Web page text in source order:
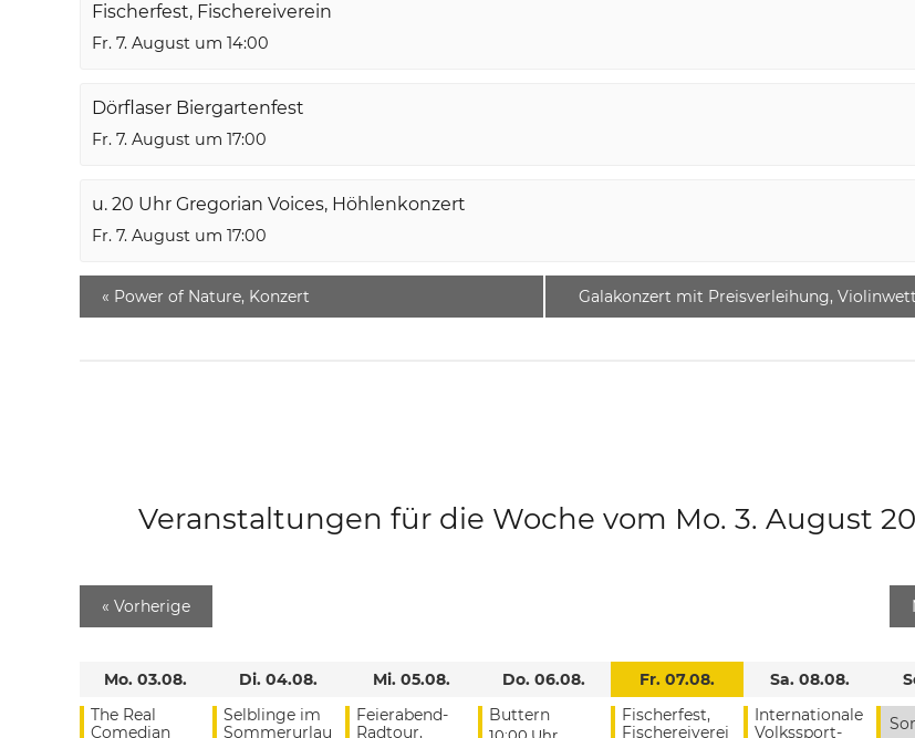
Fischerfest, Fischereiverein
Fr. 7. August um 14:00
Dörflaser Biergartenfest
Fr. 7. August um 17:00
u. 20 Uhr Gregorian Voices, Höhlenkonzert
Fr. 7. August um 17:00
« Power of Nature, Konzert Galakonzert mit Preisverleihung,
Veranstaltungen für die Woche vom Mo. 3. August
« Vorherige
Mo. 03.08.
The Real
Comedian
Di. 04.08.
Selblinge im
Sommerurlau
Mi. 05.08.
Feierabend-
Radtour,
Do. 06.08.
Buttern
Fr. 07.08.
Fischerfest,
Fischereiverei
Sa. 08.08.
Internationale
Volkssport-